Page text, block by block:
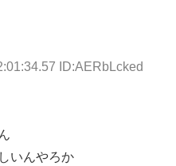
ID:AERbLcked
いんやろか